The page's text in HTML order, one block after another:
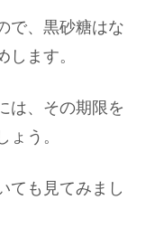
で、黒砂糖はな
ます。
は、その期限を
ょう。
ても見てみまし